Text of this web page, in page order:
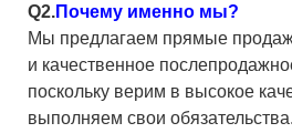
Q2.Почему именно мы?
Мы предлагаем прямые
и качественное
поскольку верим в высокое
выполняем свои